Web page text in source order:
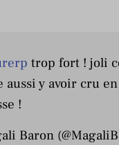
trop fort ! joli
aussi y avoir cru
!
Baron